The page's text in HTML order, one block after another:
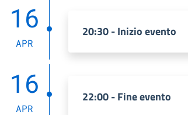
16
APR
20:30 - Inizio evento
16
APR
22:00 - Fine evento